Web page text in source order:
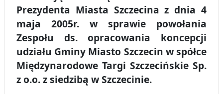
Prezydenta Miasta Szczecina z dnia 4
maja 2005r. w sprawie powołania
Zespołu ds. opracowania koncepcji
udziału Gminy Miasto Szczecin w spółce
Międzynarodowe Targi Szczecińskie Sp.
z o.o. z siedzibą w Szczecinie.